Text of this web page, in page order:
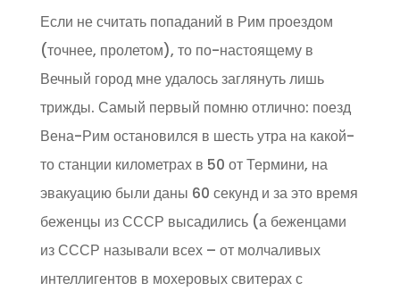
Если не считать попаданий в Рим проездом
(точнее, пролетом), то по-настоящему в
Вечный город мне удалось заглянуть лишь
трижды. Самый первый помню отлично: поезд
Вена-Рим остановился в шесть утра на какой-
то станции километрах в 50 от Термини, на
эвакуацию были даны 60 секунд и за это время
беженцы из СССР высадились (а беженцами
из СССР называли всех – от молчаливых
интеллигентов в мохеровых свитерах с